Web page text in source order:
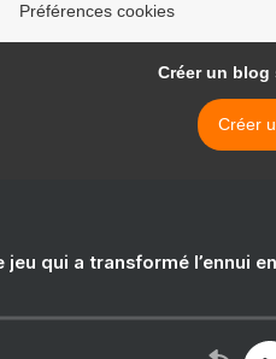
Préférences cookies
Créer un blog
Créer
jeu qui a transformé l’ennui